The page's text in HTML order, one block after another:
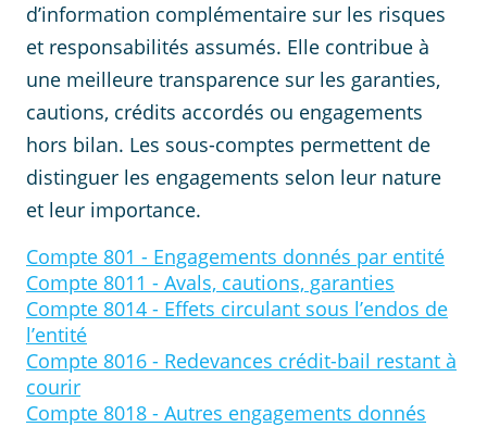
d’information complémentaire sur les risques
et responsabilités assumés. Elle contribue à
une meilleure transparence sur les garanties,
cautions, crédits accordés ou engagements
hors bilan. Les sous-comptes permettent de
distinguer les engagements selon leur nature
et leur importance.
Compte 801 - Engagements donnés par entité
Compte 8011 - Avals, cautions, garanties
Compte 8014 - Effets circulant sous l’endos de
l’entité
Compte 8016 - Redevances crédit-bail restant à
courir
Compte 8018 - Autres engagements donnés